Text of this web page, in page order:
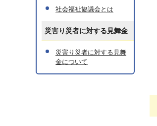
社会福祉協議会とは
災害り災者に対する見舞金
災害り災者に対する見舞
金について